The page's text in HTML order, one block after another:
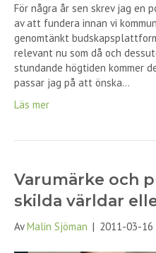
För några år sen skrev jag en
av att fundera innan vi
genomtänkt
relevant nu som då och
stundande högtiden kommer
passar jag på att önska…
Läs mer
Varumärke och
skilda världar
AvMalin Sjöman | 2011-03-16